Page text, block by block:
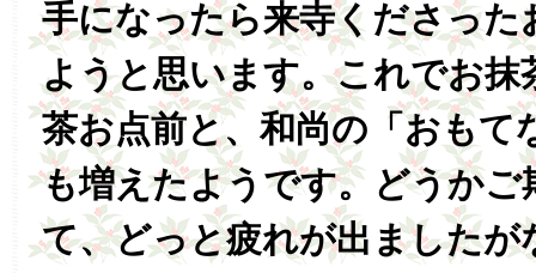
手になったら来寺くださった
ようと思います。これでお抹
茶お点前と、和尚の「おもて
も増えたようです。どうかご
て、どっと疲れが出ましたが